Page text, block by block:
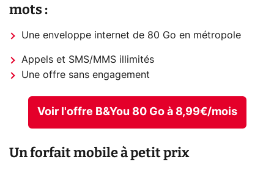
mots :
Une enveloppe internet de 80 Go en métropole
Appels et SMS/MMS illimités
Une offre sans engagement
Voir l'offre B&You 80 Go à 8,99€/mois
Un forfait mobile à petit prix